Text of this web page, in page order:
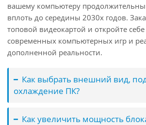
вашему компьютеру
вплоть до середины 2030х годов.
топовой видеокартой и откройте
современных компьютерных игр и
дополненной реальности.
Как выбрать внешний вид,
охлаждение ПК?
Как увеличить мощность